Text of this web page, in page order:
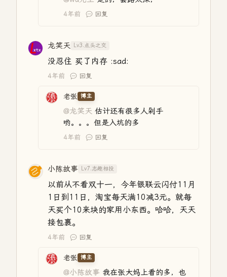
4年前 回复
龙笑天 Lv3.点头之交
没忍住 买了内存 :sad:
4年前 回复
老张 博主
@龙笑天 估计还有很多人剁手
哟。。。但是入坑的多
4年前 回复
小陈故事 Lv7.志趣相投
以前从不看双十一，今年银联云闪付11月
1日到11日，淘宝每天满10减3元。就每
天买个10来块的家用小东西。哈哈，天天
接包裹。
4年前 回复
老张 博主
@小陈故事 我在张大妈上看的多，也